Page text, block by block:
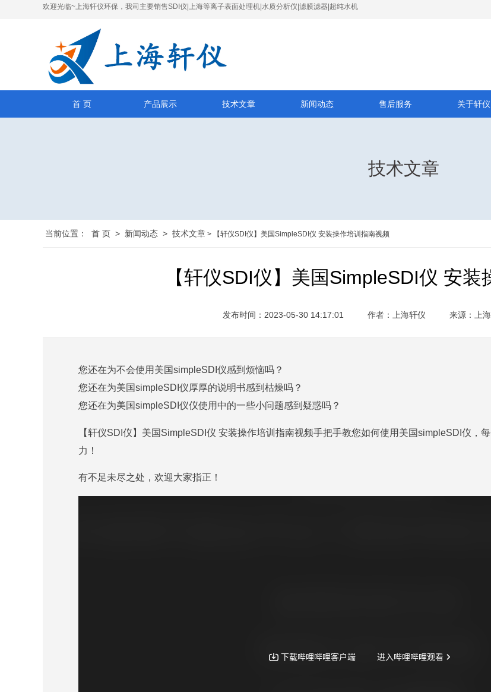
欢迎光临~上海轩仪环保，我司主要销售SDI仪|上海等离子表面处理机|水质分析仪|滤膜滤器|超纯水机
首 页 产品展示 技术文章 新闻动态 售后服务 关于轩仪
技术文章
当前位置： 首 页 > 新闻动态 > 技术文章 > 【轩仪SDI仪】美国SimpleSDI仪 安装操作培训指南视频
【轩仪SDI仪】美国SimpleSDI仪 安
发布时间：2023-05-30 14:17:01 作者：上海轩仪 来源： 上
您还在为不会使用美国simpleSDI仪感到烦恼吗？
您还在为美国simpleSDI仪厚厚的说明书感到枯燥吗？
您还在为美国simpleSDI仪仪使用中的一些小问题感到疑惑吗？
【轩仪SDI仪】美国SimpleSDI仪 安装操作培训指南视频手把手教您如何使用美国simpleSDI仪，
力！
有不足未尽之处，欢迎大家指正！